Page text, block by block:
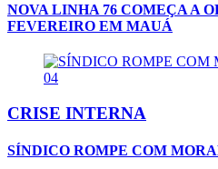
NOVA LINHA 76 COMEÇA A
FEVEREIRO EM MAUÁ
04
CRISE INTERNA
SÍNDICO ROMPE COM